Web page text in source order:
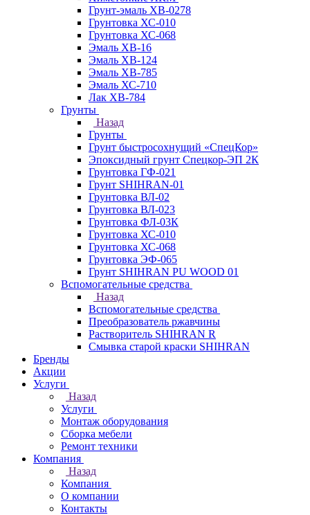
Грунт-эмаль ХВ-0278
Грунтовка ХС-010
Грунтовка ХС-068
Эмаль ХВ-16
Эмаль ХВ-124
Эмаль ХВ-785
Эмаль ХС-710
Лак ХВ-784
Грунты
Назад
Грунты
Грунт быстросохнущий «СпецКор»
Эпоксидный грунт Спецкор-ЭП 2К
Грунтовка ГФ-021
Грунт SHIHRAN-01
Грунтовка ВЛ-02
Грунтовка ВЛ-023
Грунтовка ФЛ-03К
Грунтовка ХС-010
Грунтовка ХС-068
Грунтовка ЭФ-065
Грунт SHIHRAN PU WOOD 01
Вспомогательные средства
Назад
Вспомогательные средства
Преобразователь ржавчины
Растворитель SHIHRAN R
Смывка старой краски SHIHRAN
Бренды
Акции
Услуги
Назад
Услуги
Монтаж оборудования
Сборка мебели
Ремонт техники
Компания
Назад
Компания
О компании
Контакты